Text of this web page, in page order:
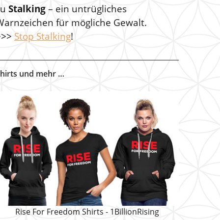
Stalking– ein untrügliches
für mögliche Gewalt.
Stop Stalking!
und mehr …
Rise For Freedom Shirts - 1BillionRising